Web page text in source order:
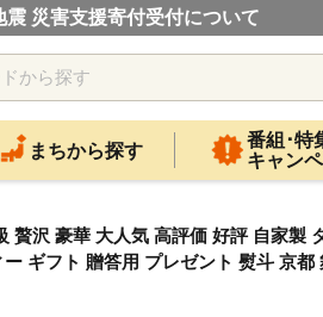
震 災害支援寄付受付について
まちから探す
番組･特
キャン
沢 豪華 大人気 高評価 好評 自家
ギフト 贈答用 プレゼント 熨斗 京都